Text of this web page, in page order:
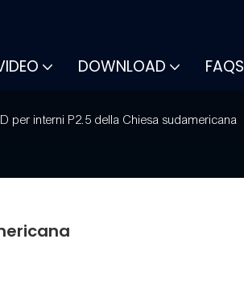
DOWNLOAD FAQS
per interni P2.5 della Chiesa sudamericana